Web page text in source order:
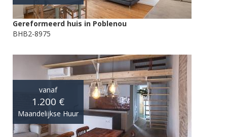
Gereformeerd huis in Poblenou
BHB2-8975
vanaf
1.200 €
Maandelijkse Huur